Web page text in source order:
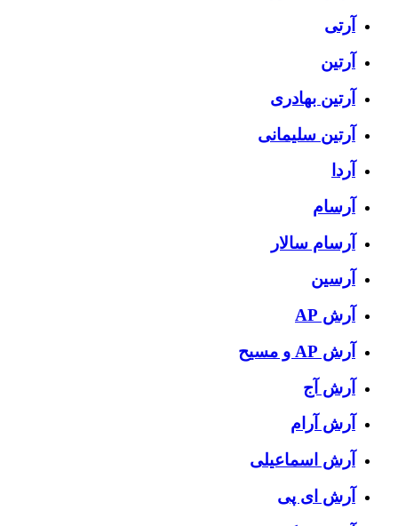
آرتی
آرتین
آرتین بهادری
آرتین سلیمانی
آردا
آرسام
آرسام سالار
آرسین
آرش AP
آرش AP و مسیح
آرش آج
آرش آرام
آرش اسماعیلی
آرش ای پی